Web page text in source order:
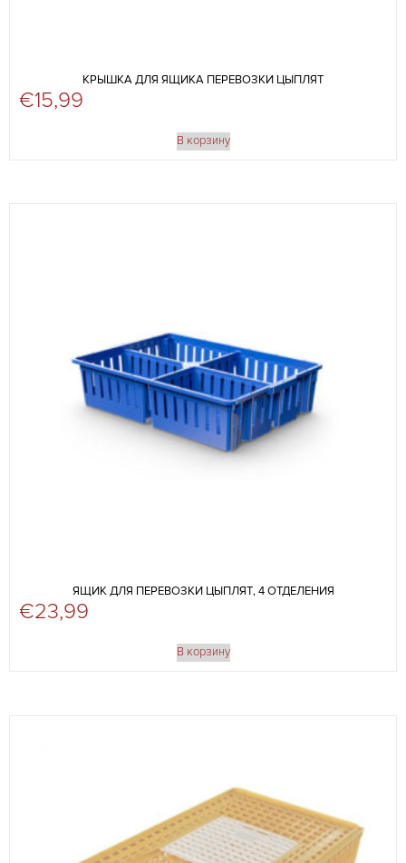
КРЫШКА ДЛЯ ЯЩИКА ПЕРЕВОЗКИ ЦЫПЛЯТ
€15,99
В корзину
ЯЩИК ДЛЯ ПЕРЕВОЗКИ ЦЫПЛЯТ, 4 ОТДЕЛЕНИЯ
€23,99
В корзину